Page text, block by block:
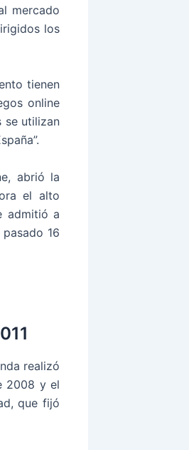
mercado
los
tienen
online
se utilizan
abrió la
el alto
admitió a
16
realizó
2008 y el
que fijó